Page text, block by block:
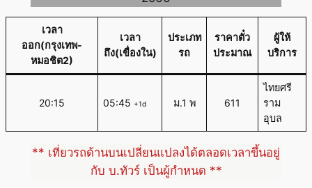
เวลา
ออก(กรุงเทพ-
หมอชิต2)
เวลา
ถึง(เขื่องใน)
ประเภท
รถ
ราคาตั๋ว
ประมาณ
ผู้ให้
บริการ
20:15 05:45 +1d ม.1 พ 611
ไทยศรี
ราม
อุบล
** เที่ยวรถด้านบนเปลี่ยนแปลงได้ตลอดเวลาขึ้นอยู่
กับ บ.ทัวร์ เป็นผู้กำหนด **